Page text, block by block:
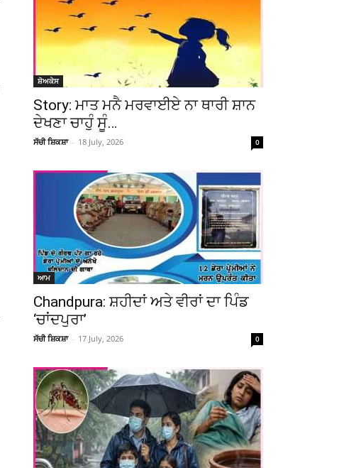
ਸ਼ੋਅਕੇਸ
Story: ਮਾਤ ਮਨੈ ਮਰਵਾਈਏ ਨਾ ਥਾਰੀ ਸ਼ਾਨ
ਦੇਖਣਾ ਚਾਹੁੰ ਸੂੰ…
ਸੱਚੀ ਸ਼ਿਕਸ਼ਾ - 18 July, 2026 0
ਆਮ
Chandpura: ਸ਼ਹੀਦਾਂ ਅਤੇ ਵੀਰਾਂ ਦਾ ਪਿੰਡ
‘ਚਾਂਦਪੁਰਾ’
ਸੱਚੀ ਸ਼ਿਕਸ਼ਾ - 17 July, 2026 0